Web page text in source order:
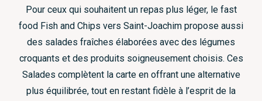
Pour ceux qui souhaitent un repas plus léger, le fast
food Fish and Chips vers Saint-Joachim propose aussi
des salades fraîches élaborées avec des légumes
croquants et des produits soigneusement choisis. Ces
Salades complètent la carte en offrant une alternative
plus équilibrée, tout en restant fidèle à l’esprit de la